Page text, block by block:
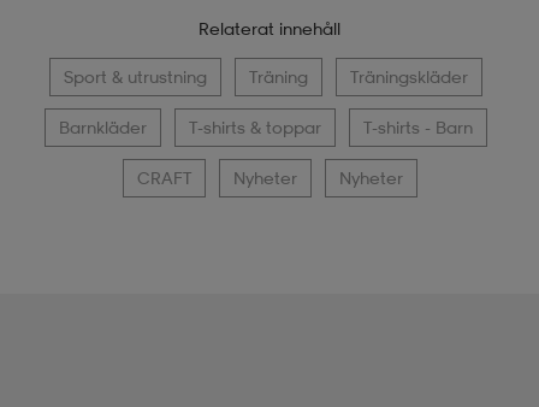
Relaterat innehåll
Sport & utrustning Träning Träningskläder
Barnkläder T-shirts & toppar T-shirts - Barn
CRAFT Nyheter Nyheter